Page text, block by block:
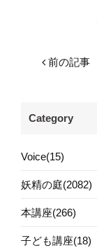
前の記事
Category
Voice(15)
妖精の庭(2082)
本講座(266)
子ども講座(18)